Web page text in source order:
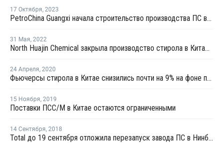
17 Октября, 2023
PetroChina Guangxi начала строительство производства ПС в Китае
31 Мая, 2022
North Huajin Chemical закрыла производство стирола в Китае на профилактику
24 Апреля, 2020
Фьючерсы стирола в Китае снизились почти на 9% на фоне падения котировок нефти
15 Ноября, 2019
Поставки ПСС/М в Китае остаются ограниченными
14 Сентября, 2018
Total до 19 сентября отложила перезапуск завода ПС в Нинбо после профилактики